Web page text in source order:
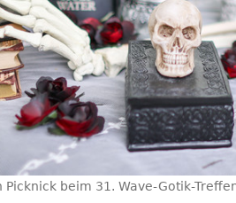
beim 31. Wave-Gotik-